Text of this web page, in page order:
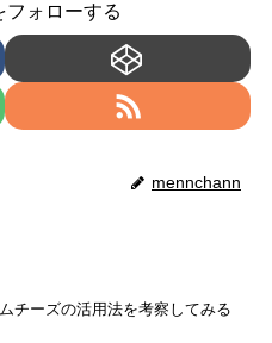
フォローする
mennchann
チーズの活用法を考察してみる